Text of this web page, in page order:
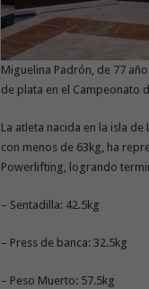
Miguelina Padrón, de 77
de plata en el Campeonato
La atleta nacida en la isla
con menos de 63kg, ha
Powerlifting, logrando
– Sentadilla: 42.5kg
– Press de banca: 32.5kg
– Peso Muerto: 57.5kg